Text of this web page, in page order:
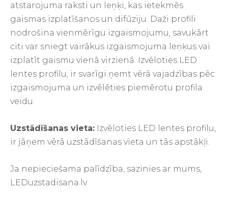
atstarojuma raksti un leņķi, kas ietekmēs
gaismas izplatīšanos un difūziju. Daži profili
nodrošina vienmērīgu izgaismojumu, savukārt
citi var sniegt vairākus izgaismojuma leņķus vai
izplatīt gaismu vienā virzienā. Izvēloties LED
lentes profilu, ir svarīgi ņemt vērā vajadzības pēc
izgaismojuma un izvēlēties piemērotu profila
veidu.
Uzstādīšanas vieta: Izvēloties LED lentes profilu,
ir jāņem vērā uzstādīšanas vieta un tās apstākļi.
Ja nepieciešama palīdzība, sazinies ar mums,
LEDuzstadisana.lv